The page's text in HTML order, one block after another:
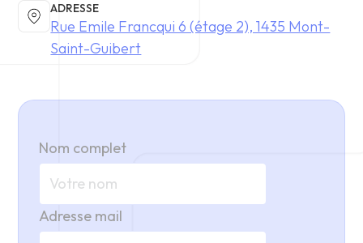
ADRESSE
Rue Emile Francqui 6 (étage 2), 1435 Mont-
Saint-Guibert
Nom complet
Adresse mail